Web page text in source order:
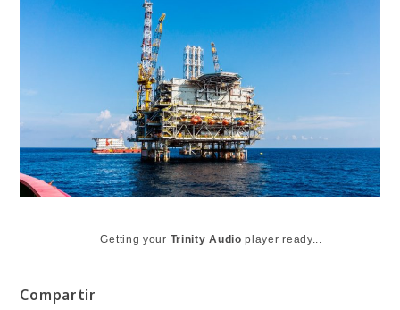
Getting your Trinity Audio player ready...
Compartir